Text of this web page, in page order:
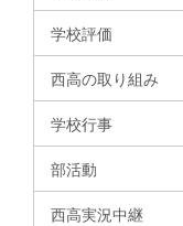
学校評価
西高の取り組み
学校行事
部活動
西高実況中継